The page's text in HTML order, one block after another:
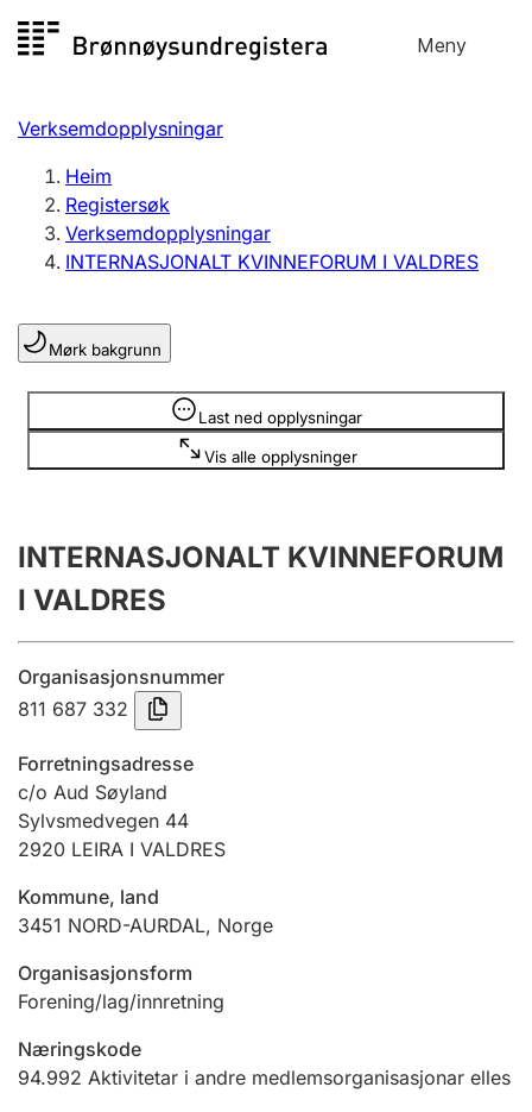
til
Meny
Registersøk
Aksjeselskap
Enkeltpersonføretak
Registrere, endre, slette
Lag og foreining
Registrere, endre, slette
Årsrekneskap
Innsending og forseinkingsgebyr
Tinglysing
Jeger
Betaling og jegeravgiftskort
Ektepaktrettleiaren
Andre tema
Verksemdopplysningar
Heim
Registersøk
Verksemdopplysningar
INTERNASJONALT KVINNEFORUM I VALDRES
Mørk bakgrunn
Last ned opplysningar
Vis alle opplysninger
Opplysninger er skjult
INTERNASJONALT KVINNEFORUM
I VALDRES
Organisasjonsnummer
811 687 332
Forretningsadresse
c/o Aud Søyland
Sylvsmedvegen 44
2920 LEIRA I VALDRES
Kommune, land
3451 NORD-AURDAL, Norge
Organisasjonsform
Forening/lag/innretning
Næringskode
94.992 Aktivitetar i andre medlemsorganisasjonar elles